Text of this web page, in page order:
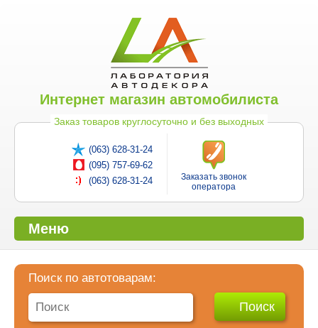
Интернет магазин автомобилиста
Заказ товаров круглосуточно и без выходных
(063) 628-31-24
(095) 757-69-62
(063) 628-31-24
Заказать звонок
оператора
Меню
Поиск по автотоварам: